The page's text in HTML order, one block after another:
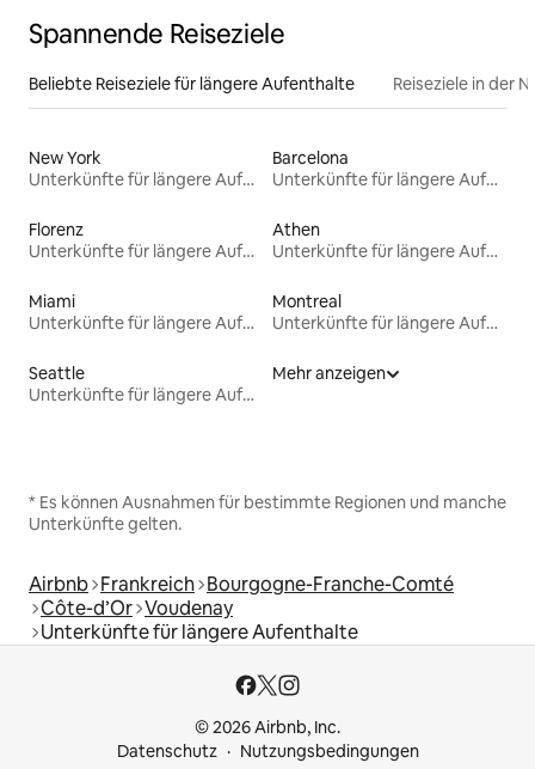
Spannende Reiseziele
Beliebte Reiseziele für längere Aufenthalte Reiseziele in der
New York
Unterkünfte für längere Aufenthalte
Barcelona
Unterkünfte für längere Aufenthalte
Florenz
Unterkünfte für längere Aufenthalte
Athen
Unterkünfte für längere Aufenthalte
Miami
Unterkünfte für längere Aufenthalte
Montreal
Unterkünfte für längere Aufenthalte
Seattle
Unterkünfte für längere Aufenthalte
Mehr anzeigen
* Es können Ausnahmen für bestimmte Regionen und manche
Unterkünfte gelten.
Airbnb Frankreich Bourgogne-Franche-Comté
Côte-d’Or Voudenay
Unterkünfte für längere Aufenthalte
© 2026 Airbnb, Inc.
Datenschutz
Nutzungsbedingungen